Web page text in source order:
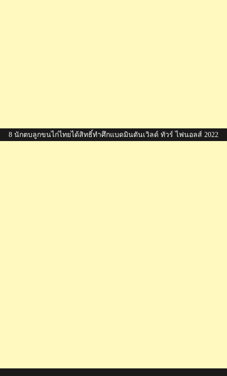
8 นักตบลูกขนไก่ไทยได้สิทธิ์ทำศึกแบดมินตันเวิลด์ ทัวร์ ไฟนอลส์ 2022